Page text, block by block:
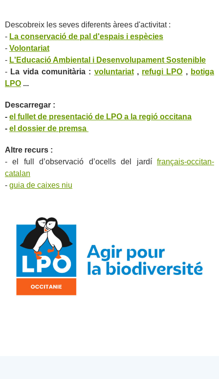
Descobreix les seves diferents àrees d'activitat :
- La conservació de pal d'espais i espècies
- Volontariat
- L'Educació Ambiental i Desenvolupament Sostenible
- La vida comunitària : voluntariat, refugi LPO , botiga
LPO ...
Descarregar :
- el fullet de presentació de LPO a la regió occitana
- el dossier de premsa
Altre recurs :
- el full d’observació d’ocells del jardí
français-occitan-
catalan
- guia de caixes niu